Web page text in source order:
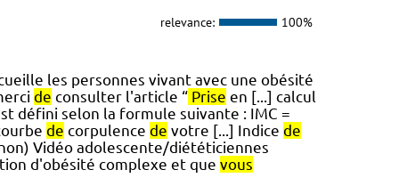
relevance: 100%
les personnes vivant avec une obésité
de consulter l'article “ Prise en [...] calcul
défini selon la formule suivante : IMC =
de corpulence de votre [...] Indice de
Vidéo adolescente/diététiciennes
d'obésité complexe et que vous